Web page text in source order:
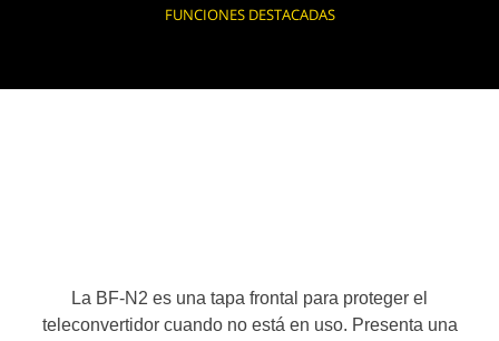
FUNCIONES DESTACADAS
La BF-N2 es una tapa frontal para proteger el
teleconvertidor cuando no está en uso. Presenta una